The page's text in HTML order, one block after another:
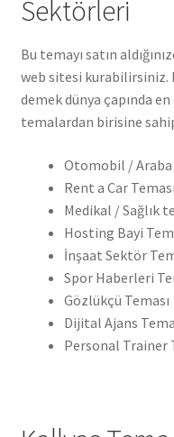
Sektörleri
Bu temayı satın
web sitesi kurabilirsiniz.
demek dünya çapında
temalardan birisine
Otomobil / Araba
Rent a Car Teması
Medikal / Sağlık
Hosting Bayi
İnşaat Sektör
Spor Haberleri
Gözlükçü Teması
Dijital Ajans
Personal Trainer